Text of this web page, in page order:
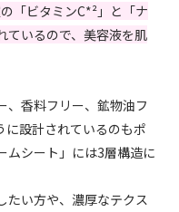
「ビタミンC*²」と「ナ
ているので、美容液を肌
、香料フリー、鉱物油フ
に設計されているのもポ
ムシート」には3層構造に
たい方や、濃厚なテクス